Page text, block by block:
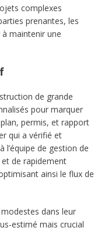
complexes
prenantes, les
maintenir une
de grande
pour marquer
permis, et rapport
qui a vérifié et
l’équipe de gestion de
de rapidement
ainsi le flux de
dans leur
estimé mais crucial